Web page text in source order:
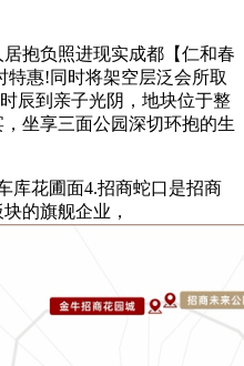
抱负照进现实成都【仁和春
特惠!同时将架空层泛会所取
辰到亲子光阴，地块位于整
坐享三面公园深切环抱的生
花圃面4.招商蛇口是招商
的旗舰企业，